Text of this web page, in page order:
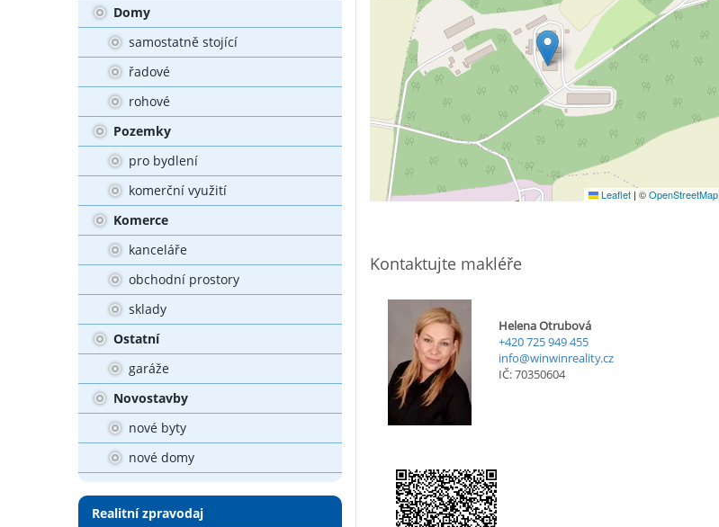
Domy
samostatně stojící
řadové
rohové
Pozemky
pro bydlení
komerční využití
Komerce
kanceláře
obchodní prostory
sklady
Ostatní
garáže
Novostavby
nové byty
nové domy
Realitní zpravodaj
Leaflet | ©OpenStreetMap
Kontaktujte makléře
Helena Otrubová
+420 725 949 455
info@winwinreality.cz
IČ: 70350604